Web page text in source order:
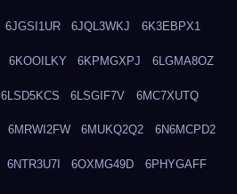
6JGSI1UR 6JQL3WKJ 6K3EBPX1
6KOOILKY 6KPMGXPJ 6LGMA8OZ
6LSD5KCS 6LSGIF7V 6MC7XUTQ
6MRWI2FW 6MUKQ2Q2 6N6MCPD2
6NTR3U7I 6OXMG49D 6PHYGAFF